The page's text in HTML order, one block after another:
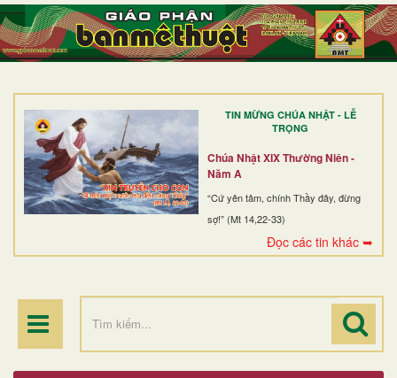
TIN MỪNG CHÚA NHẬT - LỄ
TRỌNG
Chúa Nhật XIX Thường Niên -
Năm A
“Cứ yên tâm, chính Thầy đây, đừng
sợ!” (Mt 14,22-33)
Đọc các tin khác ➥
TRANG NHẤT
GIỚI THIỆU
DÒNG TU
BAN MỤC VỤ
ĐOÀN THỂ CG
ĐIỂM HÀNH HƯƠNG